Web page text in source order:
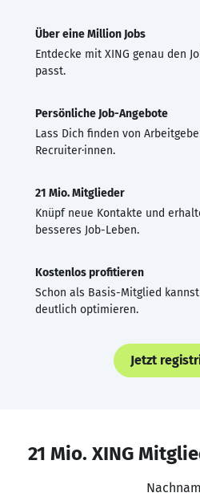
Über eine Million Jobs
Entdecke mit XING genau den
passt.
Persönliche Job-Angebote
Lass Dich finden von
Recruiter·innen.
21 Mio. Mitglieder
Knüpf neue Kontakte und
besseres Job-Leben.
Kostenlos profitieren
Schon als Basis-Mitglied kannst
deutlich optimieren.
Jetzt
21 Mio. XING